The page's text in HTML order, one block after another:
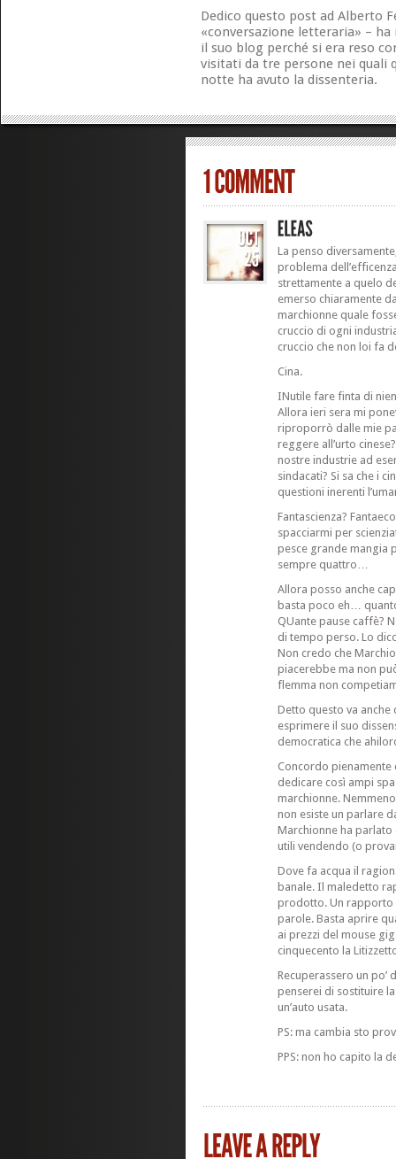
Dedico questo post ad Alberto
«conversazione letteraria» –
il suo blog perché si era reso
visitati da tre persone nei quali
notte ha avuto la dissenteria.
La penso
problema
strettamente a quelo
emerso chiaramente
marchionne quale
cruccio di ogni
cruccio che non loi fa
Cina.
INutile fare finta di
Allora ieri sera mi
riproporrò dalle mie
reggere all’urto
nostre industrie ad
sindacati? Si sa che i
questioni inerenti
Fantascienza?
spacciarmi per
pesce grande mangia
sempre quattro…
Allora posso anche
basta poco eh…
QUante pause caffè?
di tempo perso. Lo
Non credo che
piacerebbe ma non
flemma non
Detto questo va anche
esprimere il suo
democratica che
Concordo pienamente
dedicare così ampi
marchionne.
non esiste un parlare
Marchionne ha
utili vendendo (o
Dove fa acqua il
banale. Il maledetto
prodotto. Un rapporto
parole. Basta aprire
ai prezzi del mouse
cinquecento la
Recuperassero un po’
penserei di sostituire
un’auto usata.
PS: ma cambia sto
PPS: non ho capito la